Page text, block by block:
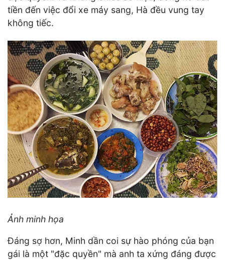
tiền đến việc đổi xe máy sang, Hà đều vung tay
không tiếc.
Ảnh minh họa
Đáng sợ hơn, Minh dần coi sự hào phóng của bạn
gái là một "đặc quyền" mà anh ta xứng đáng được